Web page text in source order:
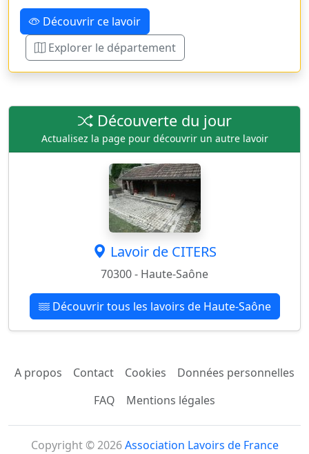
Découvrir ce lavoir
Explorer le département
Découverte du jour
Actualisez la page pour découvrir un autre lavoir
Lavoir de CITERS
70300 - Haute-Saône
Découvrir tous les lavoirs de Haute-Saône
A propos Contact Cookies
Données personnelles
FAQ
Mentions légales
Copyright © 2026Association Lavoirs de France